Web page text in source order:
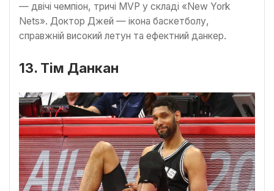
— двічі чемпіон, тричі MVP у складі «New York
Nets». Доктор Джей — ікона баскетболу,
справжній високий летун та ефектний данкер.
13. Тім Данкан